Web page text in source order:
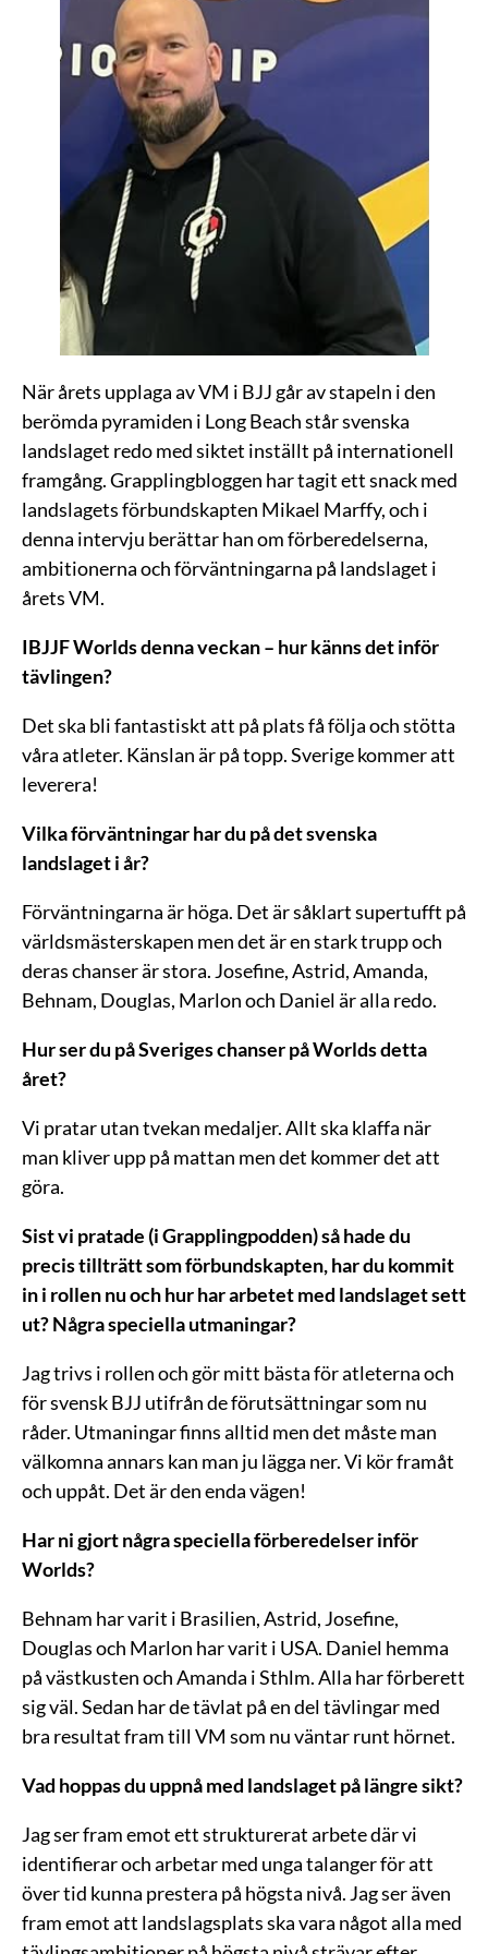
När årets upplaga av VM i BJJ går av stapeln i den
berömda pyramiden i Long Beach står svenska
landslaget redo med siktet inställt på internationell
framgång. Grapplingbloggen har tagit ett snack med
landslagets förbundskapten Mikael Marffy, och i
denna intervju berättar han om förberedelserna,
ambitionerna och förväntningarna på landslaget i
årets VM.
IBJJF Worlds denna veckan – hur känns det inför
tävlingen?
Det ska bli fantastiskt att på plats få följa och stötta
våra atleter. Känslan är på topp. Sverige kommer att
leverera!
Vilka förväntningar har du på det svenska
landslaget i år?
Förväntningarna är höga. Det är såklart supertufft på
världsmästerskapen men det är en stark trupp och
deras chanser är stora. Josefine, Astrid, Amanda,
Behnam, Douglas, Marlon och Daniel är alla redo.
Hur ser du på Sveriges chanser på Worlds detta
året?
Vi pratar utan tvekan medaljer. Allt ska klaffa när
man kliver upp på mattan men det kommer det att
göra.
Sist vi pratade (i Grapplingpodden) så hade du
precis tillträtt som förbundskapten, har du kommit
in i rollen nu och hur har arbetet med landslaget sett
ut?Några speciella utmaningar?
Jag trivs i rollen och gör mitt bästa för atleterna och
för svensk BJJ utifrån de förutsättningar som nu
råder. Utmaningar finns alltid men det måste man
välkomna annars kan man ju lägga ner. Vi kör framåt
och uppåt. Det är den enda vägen!
Har ni gjort några speciella förberedelser inför
Worlds?
Behnam har varit i Brasilien, Astrid, Josefine,
Douglas och Marlon har varit i USA. Daniel hemma
på västkusten och Amanda i Sthlm. Alla har förberett
sig väl. Sedan har de tävlat på en del tävlingar med
bra resultat fram till VM som nu väntar runt hörnet.
Vad hoppas du uppnå med landslaget på längre sikt?
Jag ser fram emot ett strukturerat arbete där vi
identifierar och arbetar med unga talanger för att
över tid kunna prestera på högsta nivå. Jag ser även
fram emot att landslagsplats ska vara något alla med